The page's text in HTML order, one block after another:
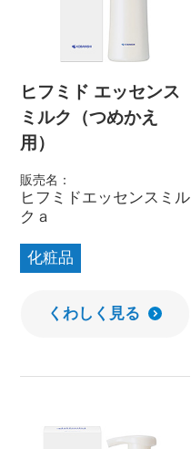
ヒフミド エッセンス
ミルク（つめかえ
用）
販売名：
ヒフミドエッセンスミル
クａ
化粧品
くわしく見る